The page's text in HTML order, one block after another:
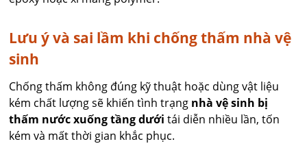
Lưu ý và sai lầm khi chống thấm nhà vệ
sinh
Chống thấm không đúng kỹ thuật hoặc dùng vật liệu
kém chất lượng sẽ khiến tình trạng nhà vệ sinh bị
thấm nước xuống tầng dưới tái diễn nhiều lần, tốn
kém và mất thời gian khắc phục.